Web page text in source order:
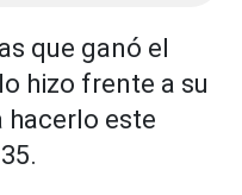
que ganó el
hizo frente a su
hacerlo este